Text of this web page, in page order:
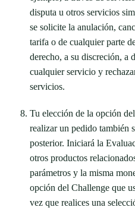
disputa u otros servicios
se solicite la anulación,
tarifa o de cualquier parte
derecho, a su discreción, a
cualquier servicio y
servicios.
Tu elección de la opción
realizar un pedido también
posterior. Iniciará la
otros productos
parámetros y la misma
opción del Challenge que
vez que realices una